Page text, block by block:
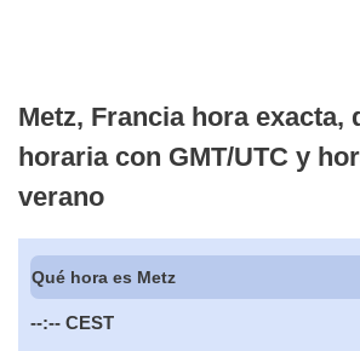
Metz, Francia hora exacta,
horaria con GMT/UTC y
verano
Qué hora es Metz
--:-- CEST